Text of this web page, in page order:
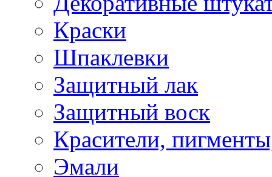
Краски
Шпаклевки
Защитный лак
Защитный воск
Красители,
Эмали